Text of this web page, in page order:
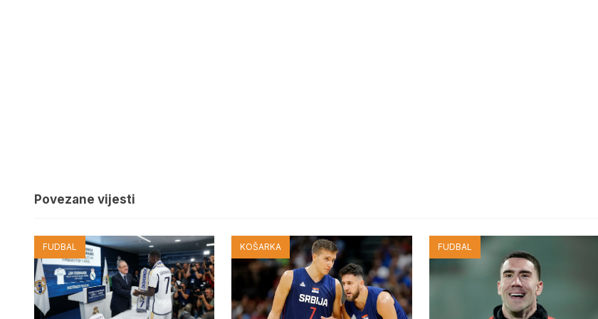
Povezane vijesti
FUDBAL KOŠARKA FUDBAL